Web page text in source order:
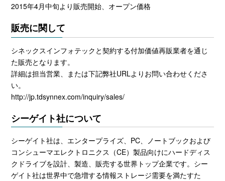
2015年4月中旬より販売開始、オープン価格
販売に関して
シネックスインフォテックと契約する付加価値再販業者を通じ
た販売となります。
詳細は担当営業、または下記弊社URLよりお問い合わせくださ
い。
http://jp.tdsynnex.com/inquiry/sales/
シーゲイト社について
シーゲイト社は、エンタープライズ、PC、ノートブックおよび
コンシューマエレクトロニクス（CE）製品向けにハードディス
クドライブを設計、製造、販売する世界トップ企業です。シー
ゲイト社は世界中で急増する情報ストレージ需要を満たすた